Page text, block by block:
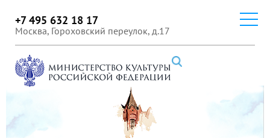
+7 495 632 18 17
Москва, Гороховский переулок, д.17